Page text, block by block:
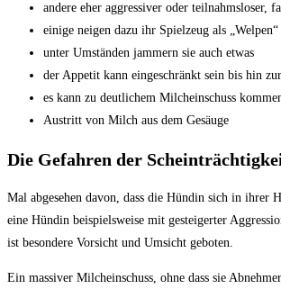
andere eher aggressiver oder teilnahmsloser,
einige neigen dazu ihr Spielzeug als
unter Umständen jammern sie auch etwas
der Appetit kann eingeschränkt sein bis hin
es kann zu deutlichem Milcheinschuss
Austritt von Milch aus dem Gesäuge
Die Gefahren der
Mal abgesehen davon, dass die Hündin sich in
eine Hündin beispielsweise mit gesteigerter
ist besondere Vorsicht und Umsicht geboten.
Ein massiver Milcheinschuss, ohne dass sie